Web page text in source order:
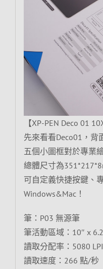
【XP-PEN Deco 01
先來看看Deco01，背
五個小圖框對於專業
總體尺寸為
可自定義快捷按鍵、
Windows&Mac！
筆：P03 無源筆
筆活動區域：10″ x
讀取分配率：5080 LPI
讀取速度：266 點/秒